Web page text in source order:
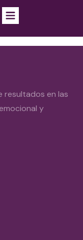
resultados en las
y